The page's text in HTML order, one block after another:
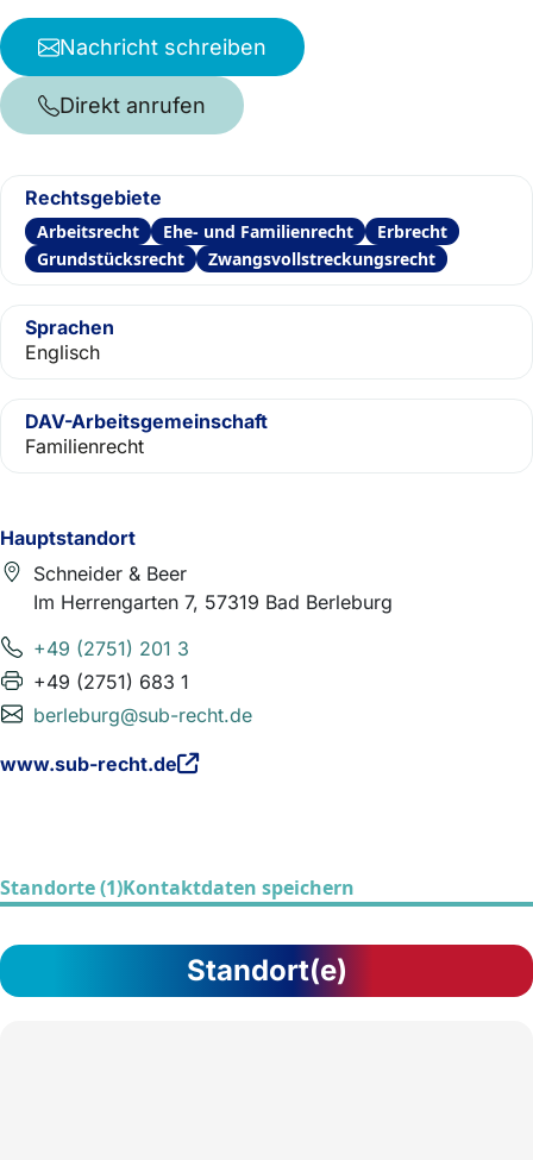
Hauptstandort
Schneider & Beer
Im Herrengarten 7, 57319 Bad Berleburg
+49 (2751) 201 3
+49 (2751) 683 1
berleburg@sub-recht.de
www.sub-recht.de
Nachricht schreiben
Direkt anrufen
Rechtsgebiete
Arbeitsrecht Ehe- und Familienrecht
Erbrecht
Grundstücksrecht
Zwangsvollstreckungsrecht
Sprachen
Englisch
DAV-Arbeitsgemeinschaft
Familienrecht
Standorte (1)Kontaktdaten speichern
Standort(e)